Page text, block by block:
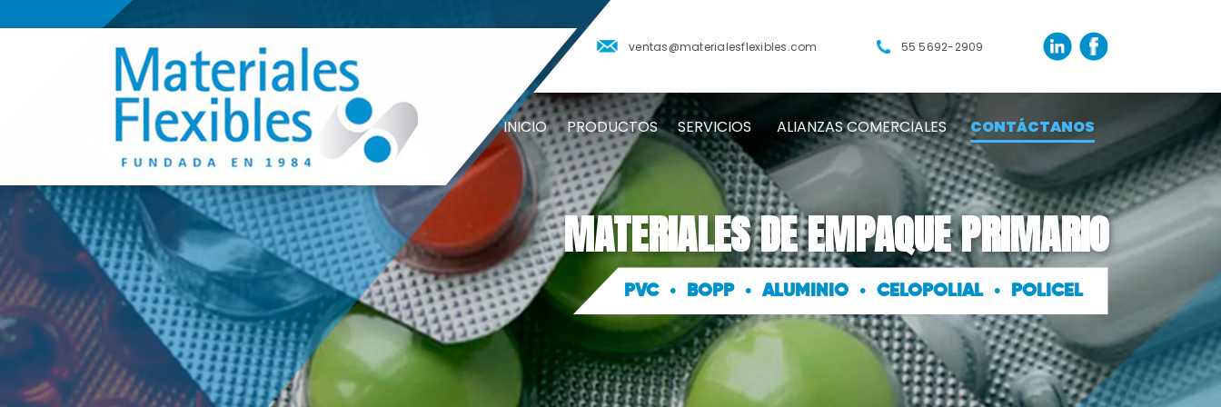
ventas@materialesflexibles.com 55 5692-2909
INICIO PRODUCTOS SERVICIOS ALIANZAS COMERCIALES CONTÁCTANOS
MATERIALES DE EMPAQUE PRIMARIO
PVC• BOPP• ALUMINIO• CELOPOLIAL• POLICEL